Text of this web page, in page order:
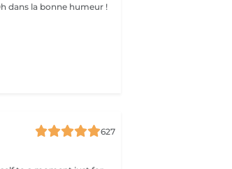
dans la bonne humeur !
627